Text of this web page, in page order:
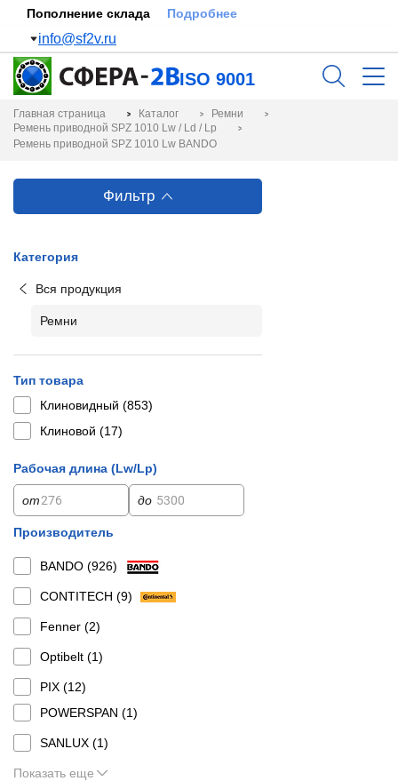
Пополнение склада Подробнее
info@sf2v.ru
ISO 9001
Главная страница Каталог
Ремни
Ремень приводной SPZ 1010 Lw / Ld / Lp
Ремень приводной SPZ 1010 Lw BANDO
Фильтр
Категория
Вся продукция
Ремни
Тип товара
Клиновидный (853)
Клиновой (17)
Рабочая длина (Lw/Lp)
от до
Производитель
BANDO (926)
CONTITECH (9)
Fenner (2)
Optibelt (1)
PIX (12)
POWERSPAN (1)
SANLUX (1)
Показать еще